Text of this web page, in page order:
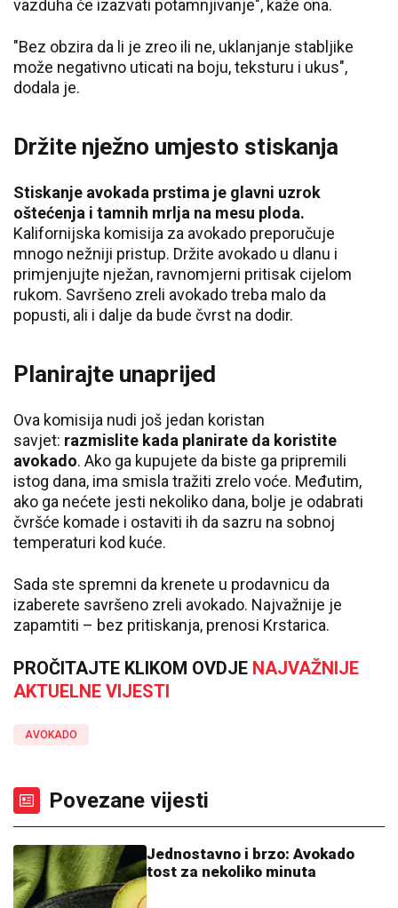
vazduha će izazvati potamnjivanje", kaže ona.
"Bez obzira da li je zreo ili ne, uklanjanje stabljike
može negativno uticati na boju, teksturu i ukus",
dodala je.
Držite nježno umjesto stiskanja
Stiskanje avokada prstima je glavni uzrok
oštećenja i tamnih mrlja na mesu ploda.
Kalifornijska komisija za avokado preporučuje
mnogo nežniji pristup. Držite avokado u dlanu i
primjenjujte nježan, ravnomjerni pritisak cijelom
rukom. Savršeno zreli avokado treba malo da
popusti, ali i dalje da bude čvrst na dodir.
Planirajte unaprijed
Ova komisija nudi još jedan koristan
savjet: razmislite kada planirate da koristite
avokado. Ako ga kupujete da biste ga pripremili
istog dana, ima smisla tražiti zrelo voće. Međutim,
ako ga nećete jesti nekoliko dana, bolje je odabrati
čvršće komade i ostaviti ih da sazru na sobnoj
temperaturi kod kuće.
Sada ste spremni da krenete u prodavnicu da
izaberete savršeno zreli avokado. Najvažnije je
zapamtiti – bez pritiskanja, prenosi Krstarica.
PROČITAJTE KLIKOM OVDJE NAJVAŽNIJE
AKTUELNE VIJESTI
AVOKADO
Povezane vijesti
Jednostavno i brzo: Avokado
tost za nekoliko minuta